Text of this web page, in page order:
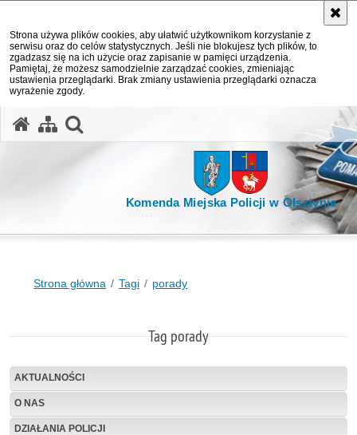
Strona używa plików cookies, aby ułatwić użytkownikom korzystanie z
serwisu oraz do celów statystycznych. Jeśli nie blokujesz tych plików, to
zgadzasz się na ich użycie oraz zapisanie w pamięci urządzenia.
Pamiętaj, że możesz samodzielnie zarządzać cookies, zmieniając
ustawienia przeglądarki. Brak zmiany ustawienia przeglądarki oznacza
wyrażenie zgody.
Komenda Miejska Policji w Olsztynie
Strona główna Tagi porady
Tag porady
AKTUALNOŚCI
O NAS
DZIAŁANIA POLICJI